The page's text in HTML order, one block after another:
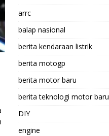
arrc
balap nasional
berita kendaraan listrik
berita motogp
berita motor baru
berita teknologi motor baru
DIY
engine